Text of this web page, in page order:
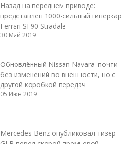
Назад на переднем приводе:
представлен 1000-сильный гиперкар
Ferrari SF90 Stradale
30 Май 2019
Обновлённый Nissan Navara: почти
без изменений во внешности, но с
другой коробкой передач
05 Июн 2019
Mercedes-Benz опубликовал тизер